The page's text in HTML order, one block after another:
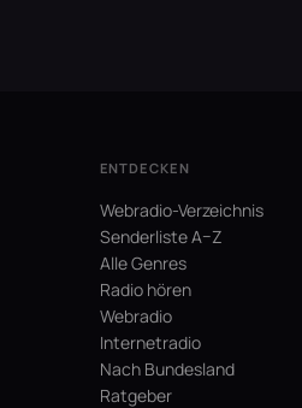
ENTDECKEN
Webradio-Verzeichnis
Senderliste A–Z
Alle Genres
Radio hören
Webradio
Internetradio
Nach Bundesland
Ratgeber